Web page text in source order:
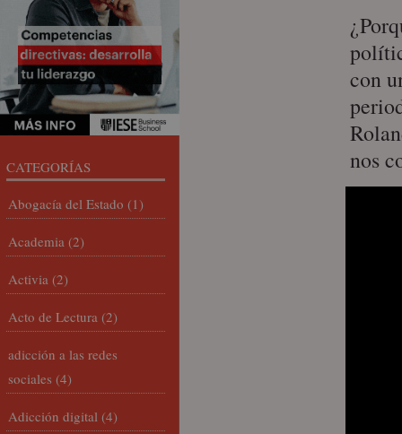
con
nos
CATEGORÍAS
Abogacía del Estado (1)
Academia (2)
Activia (2)
Acto de Lectura (2)
adicción a las redes
sociales (4)
Adicción digital (4)